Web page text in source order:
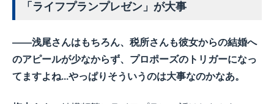
「ライフプランプレゼン」が大事
――浅尾さんはもちろん、税所さんも彼女からの結婚へ
のアピールが少なからず、プロポーズのトリガーになっ
てますよね...やっぱりそういうのは大事なのかなあ。